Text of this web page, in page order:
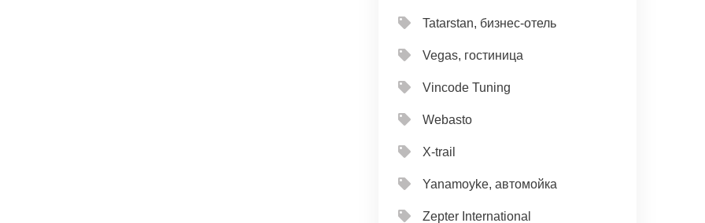
Tatarstan, бизнес-отель
Vegas, гостиница
Vincode Tuning
Webasto
X-trail
Yanamoyke, автомойка
Zepter International